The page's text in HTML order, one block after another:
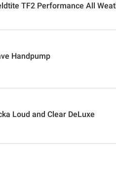
TF2 Performance All
Handpump
Loud and Clear DeLuxe